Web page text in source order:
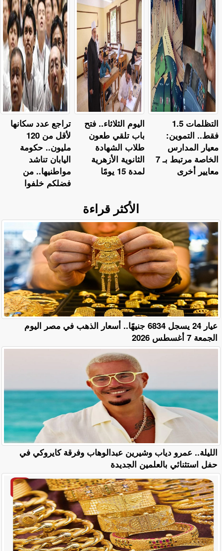
تراجع عدد سكانها
لأقل من 120
مليون.. حكومة
اليابان تناشد
مواطنيها.. من
فضلكم خلفوا
اليوم الثلاثاء.. فتح
باب تلقي طعون
طلاب الشهادة
الثانوية الأزهرية
لمدة 15 يومًا
التظلمات 1.5
فقط.. التموين:
معيار المدارس
الخاصة مرتبط بـ 7
معايير أخرى
الأكثر قراءة
عيار 24 يسجل 6834 جنيهًا.. أسعار الذهب في مصر اليوم
الجمعة 7 أغسطس 2026
الليلة.. عمرو دياب وشيرين عبدالوهاب وفرقة كايروكي في
حفل استثنائي بالعلمين الجديدة